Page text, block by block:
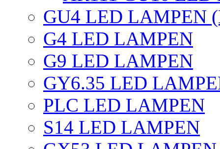
GU4 LED LAMPEN
G4 LED LAMPEN
G9 LED LAMPEN
GY6.35 LED
PLC LED LAMPEN
S14 LED LAMPEN